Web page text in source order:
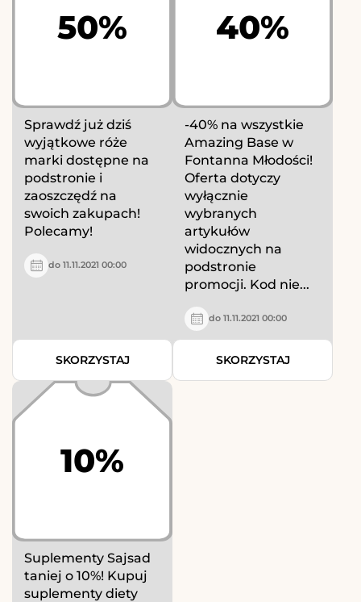
50%
Sprawdź już dziś
wyjątkowe róże
marki dostępne na
podstronie i
zaoszczędź na
swoich zakupach!
Polecamy!
do 11.11.2021 00:00
SKORZYSTAJ
40%
-40% na wszystkie
Amazing Base w
Fontanna Młodości!
Oferta dotyczy
wyłącznie
wybranych
artykułów
widocznych na
podstronie
promocji. Kod nie...
do 11.11.2021 00:00
SKORZYSTAJ
10%
Suplementy Sajsad
taniej o 10%! Kupuj
suplementy diety